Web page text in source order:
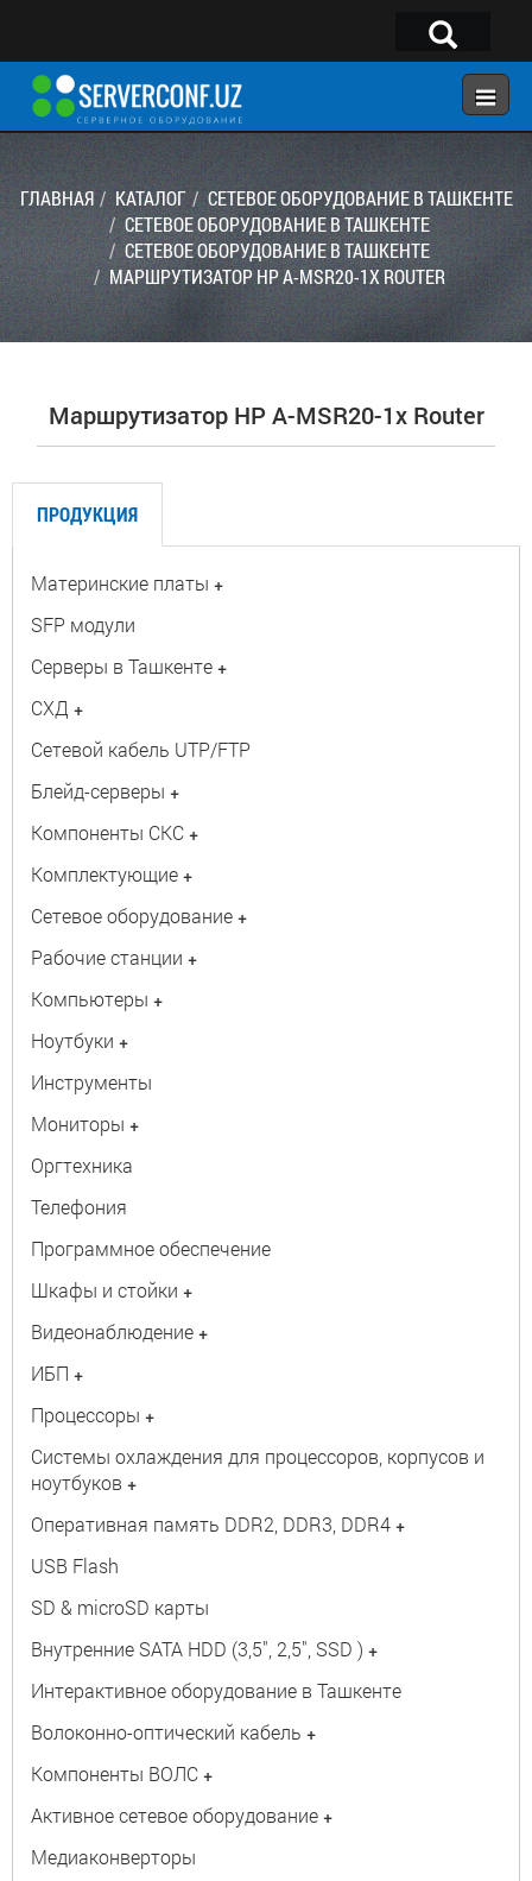
×
ГЛАВНАЯ
КОНФИГУРАТОР
КАТАЛОГ
Telegram:@serverconf_uz
Тел: (90) 932-18-00
ГЛАВНАЯ КАТАЛОГ
СЕТЕВОЕ ОБОРУДОВАНИЕ В ТАШКЕНТЕ
СЕТЕВОЕ ОБОРУДОВАНИЕ В ТАШКЕНТЕ
СЕТЕВОЕ ОБОРУДОВАНИЕ В ТАШКЕНТЕ
МАРШРУТИЗАТОР HP A-MSR20-1X ROUTER
Маршрутизатор HP A-MSR20-1x Router
ПРОДУКЦИЯ
Материнские платы +
SFP модули
Серверы в Ташкенте +
СХД +
Сетевой кабель UTP/FTP
Блейд-серверы +
Компоненты СКС +
Комплектующие +
Сетевое оборудование +
Рабочие станции +
Компьютеры +
Ноутбуки +
Инструменты
Мониторы +
Оргтехника
Телефония
Программное обеспечение
Шкафы и стойки +
Видеонаблюдение +
ИБП +
Процессоры +
Системы охлаждения для процессоров, корпусов и
ноутбуков +
Оперативная память DDR2, DDR3, DDR4 +
USB Flash
SD & microSD карты
Внутренние SATA HDD (3,5", 2,5", SSD ) +
Интерактивное оборудование в Ташкенте
Волоконно-оптический кабель +
Компоненты ВОЛС +
Активное сетевое оборудование +
Медиаконверторы